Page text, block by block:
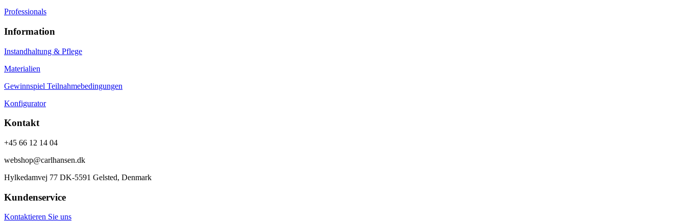
Professionals
Information
Instandhaltung & Pflege
Materialien
Gewinnspiel Teilnahmebedingungen
Konfigurator
Kontakt
+45 66 12 14 04
webshop@carlhansen.dk
Hylkedamvej 77 DK-5591 Gelsted, Denmark
Kundenservice
Kontaktieren Sie uns